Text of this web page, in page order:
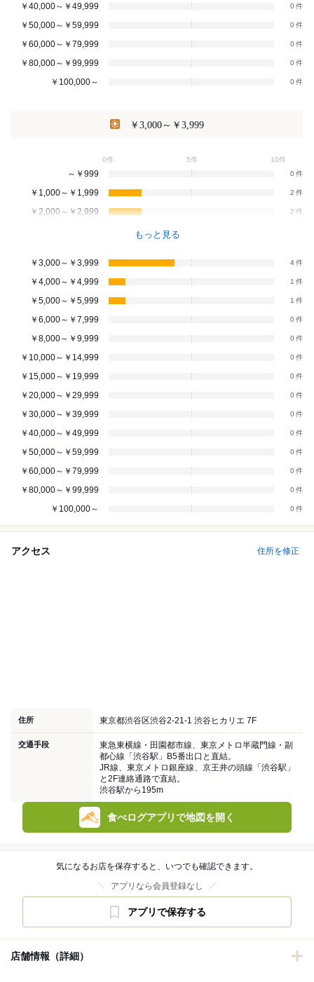
￥40,000～￥49,999 0
￥50,000～￥59,999 0
￥60,000～￥79,999 0
￥80,000～￥99,999 0
￥100,000～ 0
￥3,000～￥3,999
0件 5件 10件
～￥999 0
￥1,000～￥1,999 2
￥2,000～￥2,999 2
もっと見る
￥3,000～￥3,999 4
￥4,000～￥4,999 1
￥5,000～￥5,999 1
￥6,000～￥7,999 0
￥8,000～￥9,999 0
￥10,000～￥14,999 0
￥15,000～￥19,999 0
￥20,000～￥29,999 0
￥30,000～￥39,999 0
￥40,000～￥49,999 0
￥50,000～￥59,999 0
￥60,000～￥79,999 0
￥80,000～￥99,999 0
￥100,000～ 0
アクセス 住所を修正
住所 東京都渋谷区渋谷2-21-1 渋谷ヒカリエ 7F
交通手段
東急東横線・田園都市線、東京メトロ半蔵門線・副
都心線「渋谷駅」B5番出口と直結。
JR線、東京メトロ銀座線、京王井の頭線「渋谷駅」
と2F連絡通路で直結。
渋谷駅から195m
食べログアプリで地図を開く
気になるお店を保存すると、いつでも確認できます。
アプリなら会員登録なし
アプリで保存する
店舗情報（詳細）